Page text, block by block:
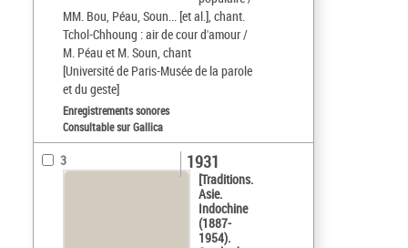
MM. Bou, Péau, Soun... [et al.], chant.
Tchol-Chhoung : air de cour d'amour /
M. Péau et M. Soun, chant
[Université de Paris-Musée de la parole
et du geste]
Enregistrements sonores
Consultable sur Gallica
3
[Traditions.
Asie.
Indochine
(1887-
1954).
1931